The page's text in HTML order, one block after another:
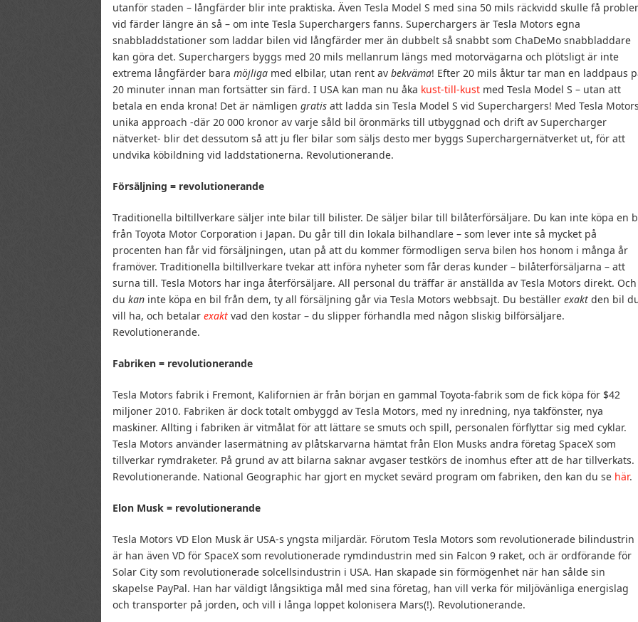
utanför staden – långfärder blir inte praktiska. Även Tesla Model S med sina 50 mils räckvidd skulle få
vid färder längre än så – om inte Tesla Superchargers fanns. Superchargers är Tesla Motors egna
snabbladdstationer som laddar bilen vid långfärder mer än dubbelt så snabbt som ChaDeMo snabbladdare
kan göra det. Superchargers byggs med 20 mils mellanrum längs med motorvägarna och plötsligt är inte
extrema långfärder bara möjliga med elbilar, utan rent av bekväma! Efter 20 mils åktur tar man en laddpaus
20 minuter innan man fortsätter sin färd. I USA kan man nu åka kust-till-kust med Tesla Model S – utan att
betala en enda krona! Det är nämligen gratis att ladda sin Tesla Model S vid Superchargers! Med Tesla
unika approach -där 20 000 kronor av varje såld bil öronmärks till utbyggnad och drift av Supercharger
nätverket- blir det dessutom så att ju fler bilar som säljs desto mer byggs Superchargernätverket ut, för att
undvika köbildning vid laddstationerna. Revolutionerande.
Försäljning = revolutionerande
Traditionella biltillverkare säljer inte bilar till bilister. De säljer bilar till bilåterförsäljare. Du kan inte köpa en
från Toyota Motor Corporation i Japan. Du går till din lokala bilhandlare – som lever inte så mycket på
procenten han får vid försäljningen, utan på att du kommer förmodligen serva bilen hos honom i många år
framöver. Traditionella biltillverkare tvekar att införa nyheter som får deras kunder – bilåterförsäljarna – att
surna till. Tesla Motors har inga återförsäljare. All personal du träffar är anställda av Tesla Motors direkt. Och
du kan inte köpa en bil från dem, ty all försäljning går via Tesla Motors webbsajt. Du beställer exakt den bil
vill ha, och betalar exakt vad den kostar – du slipper förhandla med någon sliskig bilförsäljare.
Revolutionerande.
Fabriken = revolutionerande
Tesla Motors fabrik i Fremont, Kalifornien är från början en gammal Toyota-fabrik som de fick köpa för $42
miljoner 2010. Fabriken är dock totalt ombyggd av Tesla Motors, med ny inredning, nya takfönster, nya
maskiner. Allting i fabriken är vitmålat för att lättare se smuts och spill, personalen förflyttar sig med cyklar.
Tesla Motors använder lasermätning av plåtskarvarna hämtat från Elon Musks andra företag SpaceX som
tillverkar rymdraketer. På grund av att bilarna saknar avgaser testkörs de inomhus efter att de har tillverkats.
Revolutionerande. National Geographic har gjort en mycket sevärd program om fabriken, den kan du se här.
Elon Musk = revolutionerande
Tesla Motors VD Elon Musk är USA-s yngsta miljardär. Förutom Tesla Motors som revolutionerade bilindustrin
är han även VD för SpaceX som revolutionerade rymdindustrin med sin Falcon 9 raket, och är ordförande för
Solar City som revolutionerade solcellsindustrin i USA. Han skapade sin förmögenhet när han sålde sin
skapelse PayPal. Han har väldigt långsiktiga mål med sina företag, han vill verka för miljövänliga energislag
och transporter på jorden, och vill i långa loppet kolonisera Mars(!). Revolutionerande.